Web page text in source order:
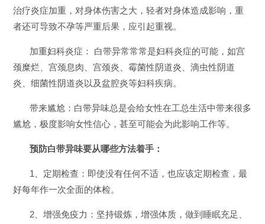
治疗炎症加重，对身体伤害之大，轻者对身体造成影响，重
者还可导致不孕等严重后果，应引起重视。
加重妇科炎症： 白带异常常常是妇科炎症的可能，如宫
颈糜烂、宫颈息肉、宫颈炎、霉菌性阴道炎、滴虫性阴道
炎、细菌性阴道炎以及盆腔炎等妇科疾病。
带来尴尬：白带异味总是会给女性在工总生活中带来很多
尴尬，极度影响女性信心，甚至可能会为此影响工作等。
预防白带异味要从哪些方法着手：
1、定期检查：即使没有任何不适，也应该定期检查，最
好每年作一次全面的体检。
2、增强免疫力：坚持锻炼，增强体质，做到睡眠充足、